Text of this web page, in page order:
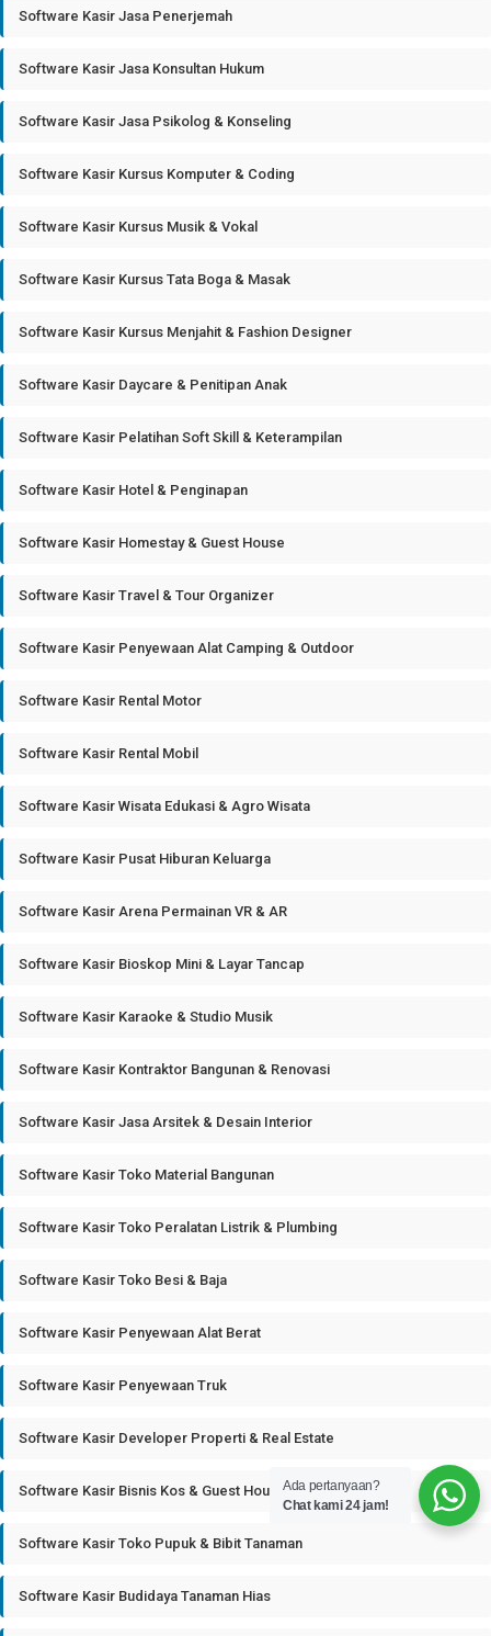
Software Kasir Jasa Penerjemah
Software Kasir Jasa Konsultan Hukum
Software Kasir Jasa Psikolog & Konseling
Software Kasir Kursus Komputer & Coding
Software Kasir Kursus Musik & Vokal
Software Kasir Kursus Tata Boga & Masak
Software Kasir Kursus Menjahit & Fashion Designer
Software Kasir Daycare & Penitipan Anak
Software Kasir Pelatihan Soft Skill & Keterampilan
Software Kasir Hotel & Penginapan
Software Kasir Homestay & Guest House
Software Kasir Travel & Tour Organizer
Software Kasir Penyewaan Alat Camping & Outdoor
Software Kasir Rental Motor
Software Kasir Rental Mobil
Software Kasir Wisata Edukasi & Agro Wisata
Software Kasir Pusat Hiburan Keluarga
Software Kasir Arena Permainan VR & AR
Software Kasir Bioskop Mini & Layar Tancap
Software Kasir Karaoke & Studio Musik
Software Kasir Kontraktor Bangunan & Renovasi
Software Kasir Jasa Arsitek & Desain Interior
Software Kasir Toko Material Bangunan
Software Kasir Toko Peralatan Listrik & Plumbing
Software Kasir Toko Besi & Baja
Software Kasir Penyewaan Alat Berat
Software Kasir Penyewaan Truk
Software Kasir Developer Properti & Real Estate
Software Kasir Bisnis Kos & Guest House
Software Kasir Toko Pupuk & Bibit Tanaman
Software Kasir Budidaya Tanaman Hias
Ada pertanyaan?
Chat kami 24 jam!